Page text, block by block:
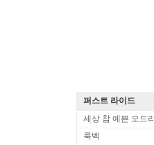
퍼스트 라이드
세상 참 예쁜 오드리
룩백